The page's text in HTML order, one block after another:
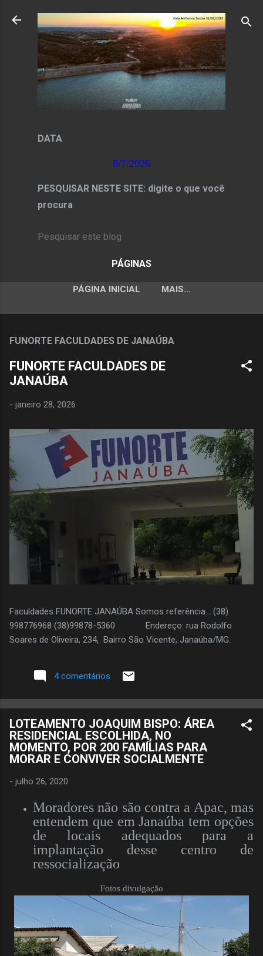
Pular para o conteúdo principal
DATA
8/7/2026
PESQUISAR NESTE SITE: digite o que você
procura
PÁGINAS
PÁGINA INICIAL MAIS…
FUNORTE FACULDADES DE JANAÚBA
FUNORTE FACULDADES DE
JANAÚBA
- janeiro 28, 2026
Faculdades FUNORTE JANAÚBA Somos referência... (38)
998776968 (38)99878-5360 Endereço: rua Rodolfo
Soares de Oliveira, 234, Bairro São Vicente, Janaúba/MG.
4 comentários
LOTEAMENTO JOAQUIM BISPO: ÁREA
RESIDENCIAL ESCOLHIDA, NO
MOMENTO, POR 200 FAMÍLIAS PARA
MORAR E CONVIVER SOCIALMENTE
- julho 26, 2020
Moradores não são contra a Apac, mas
entendem que em Janaúba tem opções
de locais adequados para a
implantação desse centro de
ressocialização
Fotos divulgação